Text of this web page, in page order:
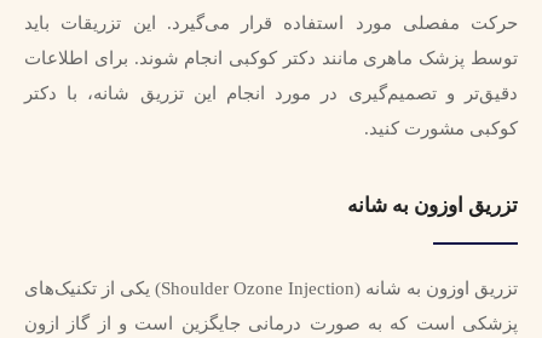
حرکت مفصلی مورد استفاده قرار می‌گیرد. این تزریقات باید
توسط پزشک ماهری مانند دکتر کوکبی انجام شوند. برای اطلاعات
دقیق‌تر و تصمیم‌گیری در مورد انجام این تزریق شانه، با دکتر
کوکبی مشورت کنید.
تزریق اوزون به شانه
تزریق اوزون به شانه (Shoulder Ozone Injection) یکی از تکنیک‌های
پزشکی است که به صورت درمانی جایگزین است و از گاز ازون